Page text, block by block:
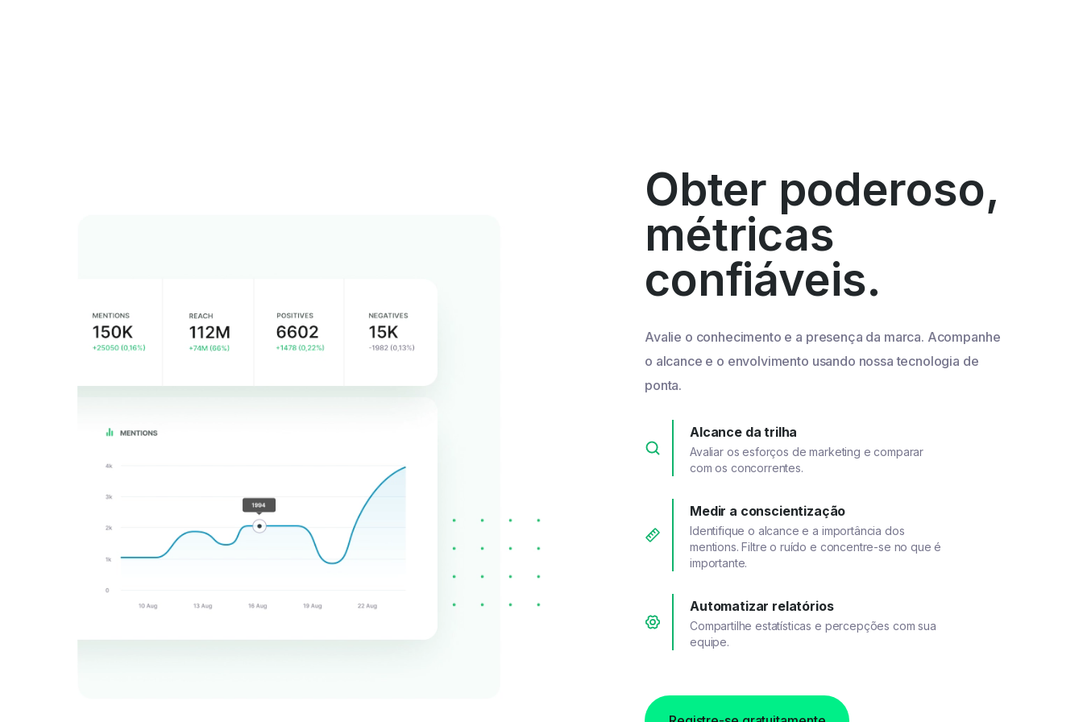
Obter poderoso,
métricas
confiáveis.
Avalie o conhecimento e a presença da marca. Acompanhe
o alcance e o envolvimento usando nossa tecnologia de
ponta.
Alcance da trilha
Avaliar os esforços de marketing e comparar
com os concorrentes.
Medir a conscientização
Identifique o alcance e a importância dos
mentions. Filtre o ruído e concentre-se no que é
importante.
Automatizar relatórios
Compartilhe estatísticas e percepções com sua
equipe.